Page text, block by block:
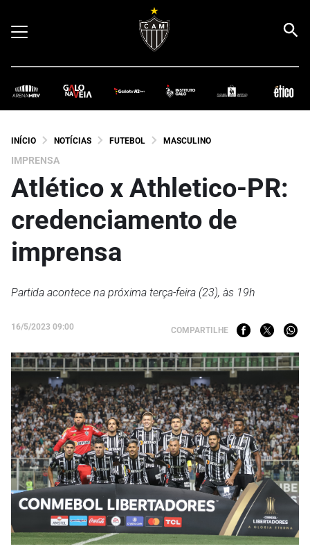
INÍCIO NOTÍCIAS FUTEBOL MASCULINO
IMPRENSA
Atlético x Athletico-PR:
credenciamento de
imprensa
Partida acontece na próxima terça-feira (23), às 19h
16/5/2023 09:00 COMPARTILHE